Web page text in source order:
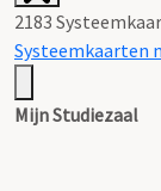
2183
Systeemkaarten
Mijn Studiezaal